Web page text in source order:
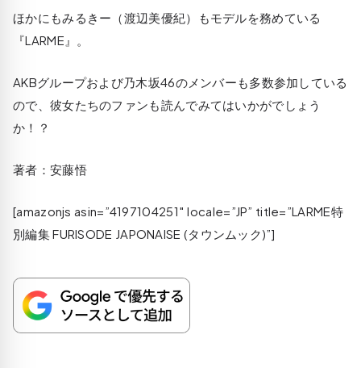
ほかにもみるきー（渡辺美優紀）もモデルを務めている
『LARME』。
AKBグループおよび乃木坂46のメンバーも多数参加している
ので、彼女たちのファンも読んでみてはいかがでしょう
か！？
著者：安藤悟
[amazonjs asin=”4197104251″ locale=”JP” title=”LARME特
別編集 FURISODE JAPONAISE (タウンムック)”]